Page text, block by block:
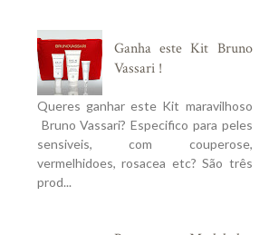
Ganha este Kit Bruno
Vassari !
Queres ganhar este Kit maravilhoso
Bruno Vassari? Especifico para peles
sensiveis, com couperose,
vermelhidoes, rosacea etc? São três
prod...